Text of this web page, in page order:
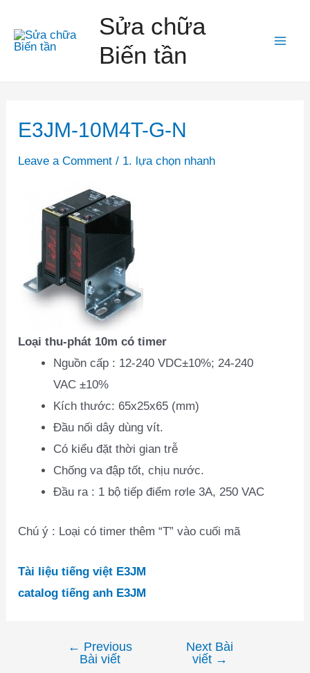
content
Sửa chữa
Biến tần
E3JM-10M4T-G-N
Leave a Comment / 1. lựa chọn nhanh
Loại thu-phát 10m có timer
Nguồn cấp : 12-240 VDC±10%; 24-240
VAC ±10%
Kích thước: 65x25x65 (mm)
Ðầu nối dây dùng vít.
Có kiểu đặt thời gian trễ
Chống va đập tốt, chịu nước.
Ðầu ra : 1 bộ tiếp điểm rơle 3A, 250 VAC
Chú ý : Loại có timer thêm “T” vào cuối mã
Tài liệu tiếng việt E3JM
catalog tiếng anh E3JM
← Previous
Bài viết
Next Bài
viết →